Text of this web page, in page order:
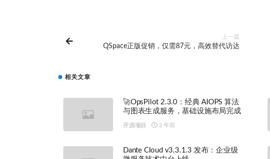
上一篇
QSpace正版促销，仅需87元，高效替代访达
相关文章
🚀OpsPilot 2.3.0：经典 AIOPS 算法
与图表生成服务，基础设施布局完成
开源项目 2 年前
Dante Cloud v3.3.1.3 发布：企业级